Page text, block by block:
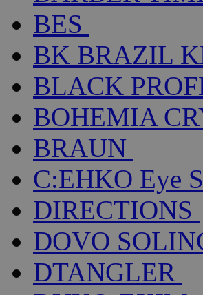
BES
BK BRAZIL
BLACK
BOHEMIA
BRAUN
C:EHKO Eye
DIRECTIONS
DOVO
DTANGLER